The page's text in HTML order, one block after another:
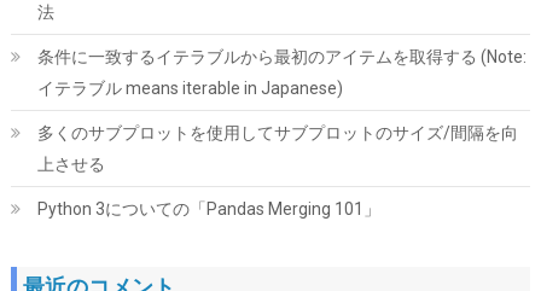
AM4/AM5（高さ157mm) | 6本のヒートパイプ、デュアル120mm
静音ファン、最大27.2dB(A)。Intel LGA1851/1700/1200/115X &
AMD AM5/AM4に対応。取り付け簡単。
こちら)
法
条件に一致するイテラブルから最初のアイテムを取得する (Note:
イテラブル means iterable in Japanese)
多くのサブプロットを使用してサブプロットのサイズ/間隔を向
上させる
Python 3についての「Pandas Merging 101」